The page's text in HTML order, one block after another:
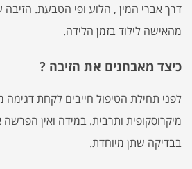
דרך אברי המין , הלוע ופי הטבעת. הזיבה
מהאישה לילוד בזמן הלידה.
כיצד מאבחנים את הזיבה ?
לפני תחילת הטיפול חייבים לקחת
מיקרוסקופית ותרבית. במידה ואין
בבדיקה שתן מיוחדת.